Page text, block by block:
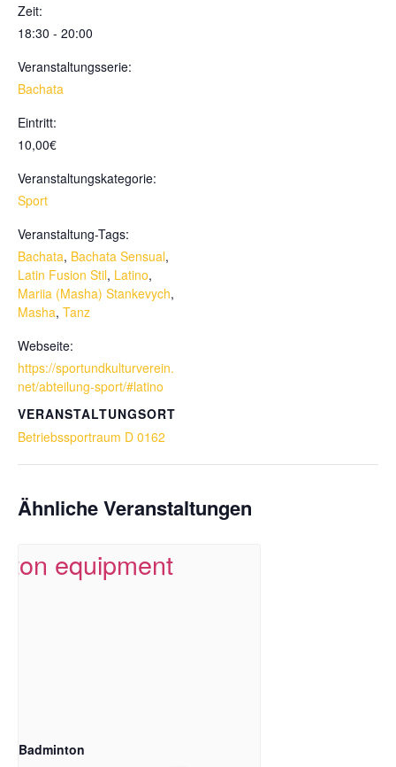
Zeit:
18:30 - 20:00
Veranstaltungsserie:
Bachata
Eintritt:
10,00€
Veranstaltungskategorie:
Sport
Veranstaltung-Tags:
Bachata, Bachata Sensual,
Latin Fusion Stil, Latino,
Mariia (Masha) Stankevych,
Masha, Tanz
Webseite:
https://sportundkulturverein.
net/abteilung-sport/#latino
VERANSTALTUNGSORT
Betriebssportraum D 0162
Ähnliche Veranstaltungen
Badminton